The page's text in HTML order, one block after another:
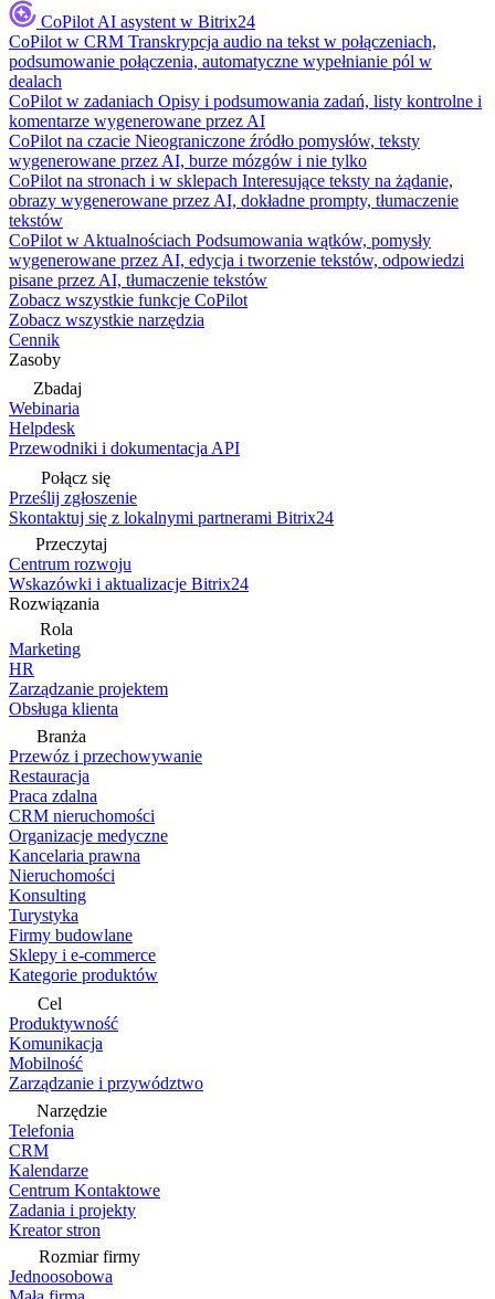
CoPilot AI asystent w Bitrix24
CoPilot w CRM Transkrypcja audio na tekst w połączeniach,
podsumowanie połączenia, automatyczne wypełnianie pól w
dealach
CoPilot w zadaniach Opisy i podsumowania zadań, listy kontrolne i
komentarze wygenerowane przez AI
CoPilot na czacie Nieograniczone źródło pomysłów, teksty
wygenerowane przez AI, burze mózgów i nie tylko
CoPilot na stronach i w sklepach Interesujące teksty na żądanie,
obrazy wygenerowane przez AI, dokładne prompty, tłumaczenie
tekstów
CoPilot w Aktualnościach Podsumowania wątków, pomysły
wygenerowane przez AI, edycja i tworzenie tekstów, odpowiedzi
pisane przez AI, tłumaczenie tekstów
Zobacz wszystkie funkcje CoPilot
Zobacz wszystkie narzędzia
Cennik
Zasoby
Zbadaj
Webinaria
Helpdesk
Przewodniki i dokumentacja API
Połącz się
Prześlij zgłoszenie
Skontaktuj się z lokalnymi partnerami Bitrix24
Przeczytaj
Centrum rozwoju
Wskazówki i aktualizacje Bitrix24
Rozwiązania
Rola
Marketing
HR
Zarządzanie projektem
Obsługa klienta
Branża
Przewóz i przechowywanie
Restauracja
Praca zdalna
CRM nieruchomości
Organizacje medyczne
Kancelaria prawna
Nieruchomości
Konsulting
Turystyka
Firmy budowlane
Sklepy i e-commerce
Kategorie produktów
Cel
Produktywność
Komunikacja
Mobilność
Zarządzanie i przywództwo
Narzędzie
Telefonia
CRM
Kalendarze
Centrum Kontaktowe
Zadania i projekty
Kreator stron
Rozmiar firmy
Jednoosobowa